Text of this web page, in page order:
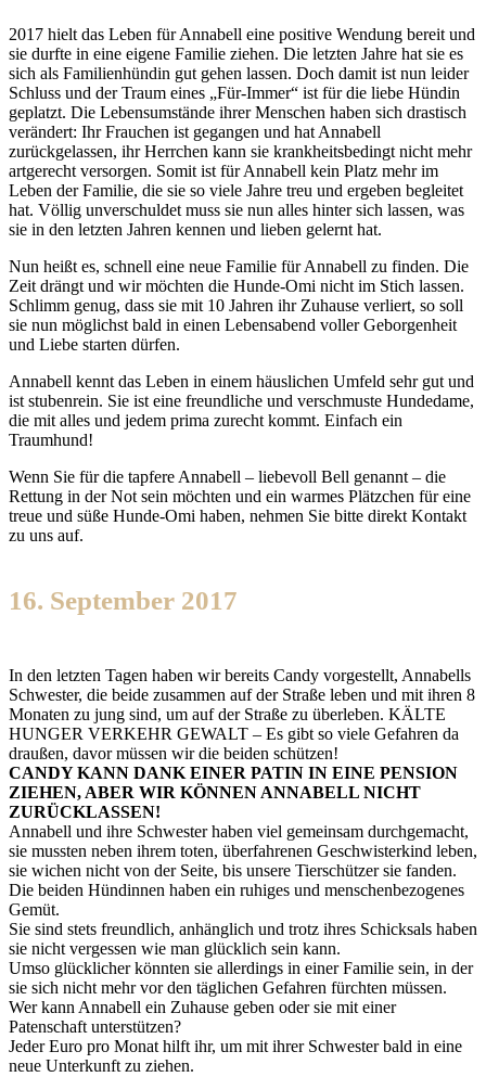
2017 hielt das Leben für Annabell eine positive Wendung bereit und
sie durfte in eine eigene Familie ziehen. Die letzten Jahre hat sie es
sich als Familienhündin gut gehen lassen. Doch damit ist nun leider
Schluss und der Traum eines „Für-Immer“ ist für die liebe Hündin
geplatzt. Die Lebensumstände ihrer Menschen haben sich drastisch
verändert: Ihr Frauchen ist gegangen und hat Annabell
zurückgelassen, ihr Herrchen kann sie krankheitsbedingt nicht mehr
artgerecht versorgen. Somit ist für Annabell kein Platz mehr im
Leben der Familie, die sie so viele Jahre treu und ergeben begleitet
hat. Völlig unverschuldet muss sie nun alles hinter sich lassen, was
sie in den letzten Jahren kennen und lieben gelernt hat.
Nun heißt es, schnell eine neue Familie für Annabell zu finden. Die
Zeit drängt und wir möchten die Hunde-Omi nicht im Stich lassen.
Schlimm genug, dass sie mit 10 Jahren ihr Zuhause verliert, so soll
sie nun möglichst bald in einen Lebensabend voller Geborgenheit
und Liebe starten dürfen.
Annabell kennt das Leben in einem häuslichen Umfeld sehr gut und
ist stubenrein. Sie ist eine freundliche und verschmuste Hundedame,
die mit alles und jedem prima zurecht kommt. Einfach ein
Traumhund!
Wenn Sie für die tapfere Annabell – liebevoll Bell genannt – die
Rettung in der Not sein möchten und ein warmes Plätzchen für eine
treue und süße Hunde-Omi haben, nehmen Sie bitte direkt Kontakt
zu uns auf.
16. September 2017
In den letzten Tagen haben wir bereits Candy vorgestellt, Annabells
Schwester, die beide zusammen auf der Straße leben und mit ihren 8
Monaten zu jung sind, um auf der Straße zu überleben. KÄLTE
HUNGER VERKEHR GEWALT – Es gibt so viele Gefahren da
draußen, davor müssen wir die beiden schützen!
CANDY KANN DANK EINER PATIN IN EINE PENSION
ZIEHEN, ABER WIR KÖNNEN ANNABELL NICHT
ZURÜCKLASSEN!
Annabell und ihre Schwester haben viel gemeinsam durchgemacht,
sie mussten neben ihrem toten, überfahrenen Geschwisterkind leben,
sie wichen nicht von der Seite, bis unsere Tierschützer sie fanden.
Die beiden Hündinnen haben ein ruhiges und menschenbezogenes
Gemüt.
Sie sind stets freundlich, anhänglich und trotz ihres Schicksals haben
sie nicht vergessen wie man glücklich sein kann.
Umso glücklicher könnten sie allerdings in einer Familie sein, in der
sie sich nicht mehr vor den täglichen Gefahren fürchten müssen.
Wer kann Annabell ein Zuhause geben oder sie mit einer
Patenschaft unterstützen?
Jeder Euro pro Monat hilft ihr, um mit ihrer Schwester bald in eine
neue Unterkunft zu ziehen.